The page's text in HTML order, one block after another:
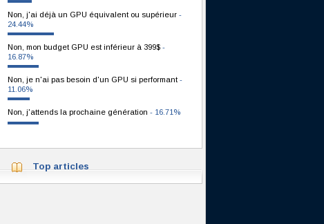
Non, j'ai déjà un GPU équivalent ou supérieur -
24.44%
Non, mon budget GPU est inférieur à 399$ -
16.87%
Non, je n'ai pas besoin d'un GPU si performant -
11.06%
Non, j'attends la prochaine génération - 16.71%
Top articles